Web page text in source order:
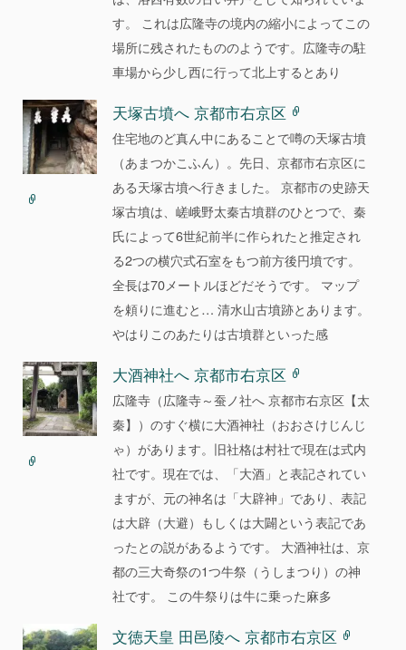
す。 これは広隆寺の境内の縮小によってこの
場所に残されたもののようです。広隆寺の駐
車場から少し西に行って北上するとあり
天塚古墳へ 京都市右京区
住宅地のど真ん中にあることで噂の天塚古墳
（あまつかこふん）。先日、京都市右京区に
ある天塚古墳へ行きました。 京都市の史跡天
塚古墳は、嵯峨野太秦古墳群のひとつで、秦
氏によって6世紀前半に作られたと推定され
る2つの横穴式石室をもつ前方後円墳です。
全長は70メートルほどだそうです。 マップ
を頼りに進むと… 清水山古墳跡とあります。
やはりこのあたりは古墳群といった感
大酒神社へ 京都市右京区
広隆寺（広隆寺～蚕ノ社へ 京都市右京区【太
秦】）のすぐ横に大酒神社（おおさけじんじ
ゃ）があります。旧社格は村社で現在は式内
社です。現在では、「大酒」と表記されてい
ますが、元の神名は「大辟神」であり、表記
は大辟（大避）もしくは大闢という表記であ
ったとの説があるようです。 大酒神社は、京
都の三大奇祭の1つ牛祭（うしまつり）の神
社です。 この牛祭りは牛に乗った麻多
文徳天皇 田邑陵へ 京都市右京区